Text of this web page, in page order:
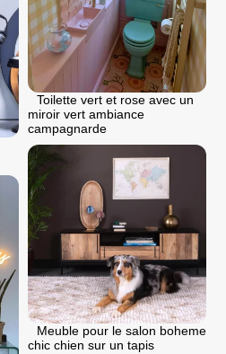
Toilette vert et rose avec un
miroir vert ambiance
campagnarde
Meuble pour le salon boheme
chic chien sur un tapis